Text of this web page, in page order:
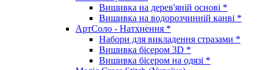
Вишивка на дерев'яній основі *
Вишивка на водорозчинній канві *
АртСоло - Натхнення *
Набори для викладення стразами *
Вишивка бісером 3D *
Вишивка бісером на одязі *